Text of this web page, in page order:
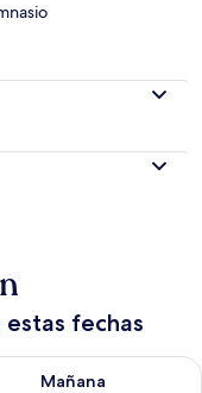
fechas
- ago 10
Mañana
la disponibilidad